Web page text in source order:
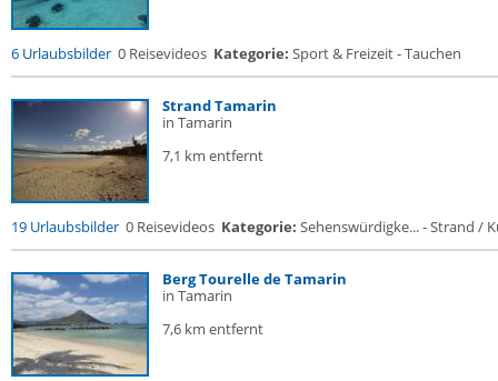
6 Urlaubsbilder 0 Reisevideos Kategorie: Sport & Freizeit - Tauchen
Strand Tamarin
in Tamarin
7,1 km entfernt
19 Urlaubsbilder 0 Reisevideos Kategorie: Sehenswürdigke... - Strand /
Berg Tourelle de Tamarin
in Tamarin
7,6 km entfernt